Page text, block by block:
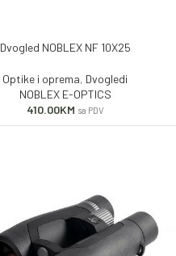
Dvogled NOBLEX NF 10X25
Optike i oprema, Dvogledi
NOBLEX E-OPTICS
410.00KM sa PDV